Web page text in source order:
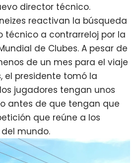
director técnico.
reactivan la búsqueda
técnico a contrarreloj por la
de Clubes. A pesar de
de un mes para el viaje
el presidente tomó la
jugadores tengan unos
antes de que tengan que
que reúne a los
mundo.